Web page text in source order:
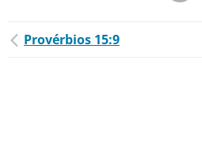
Provérbios 15:9